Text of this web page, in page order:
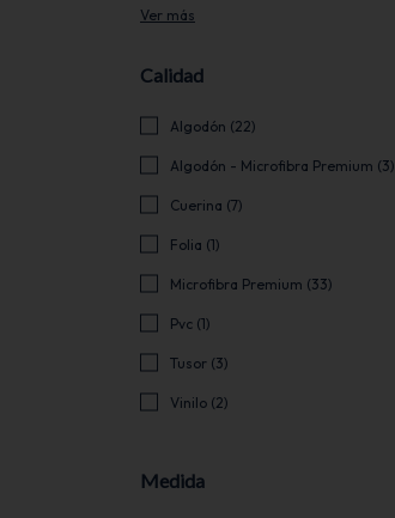
Ver más
Calidad
Algodón (22)
Algodón - Microfibra Premium (3)
Cuerina (7)
Folia (1)
Microfibra Premium (33)
Pvc (1)
Tusor (3)
Vinilo (2)
Medida